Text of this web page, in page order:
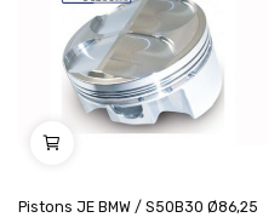
Pistons JE BMW / S50B30 Ø86,25